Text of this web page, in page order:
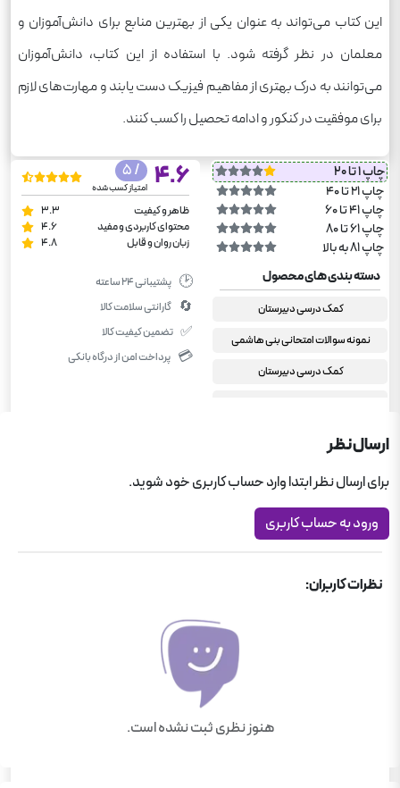
این کتاب می‌تواند به عنوان یکی از بهترین منابع برای دانش‌آموزان و
معلمان در نظر گرفته شود. با استفاده از این کتاب، دانش‌آموزان
می‌توانند به درک بهتری از مفاهیم فیزیک دست یابند و مهارت‌های لازم
برای موفقیت در کنکور و ادامه تحصیل را کسب کنند.
چاپ 1 تا 20
چاپ 21 تا 40
چاپ 41 تا 60
چاپ 61 تا 80
چاپ 81 به بالا
4.6
/ 5
امتیاز کسب شده
ظاهر و کیفیت
3.3
محتوای کاربردی و مفید
4.6
زبان روان و قابل
4.8
دسته بندی های محصول
کمک درسی دبیرستان
نمونه سوالات امتحانی بنی هاشمی
کمک درسی دبیرستان
فیزیک دوازدهم ریاضی
🕑 پشتیبانی ۲۴ ساعته
🔄 گارانتی سلامت کالا
✅ تضمین کیفیت کالا
💳 پرداخت امن از درگاه بانکی
ارسال نظر
برای ارسال نظر ابتدا وارد حساب کاربری خود شوید.
ورود به حساب کاربری
نظرات کاربران:
هنوز نظری ثبت نشده است.